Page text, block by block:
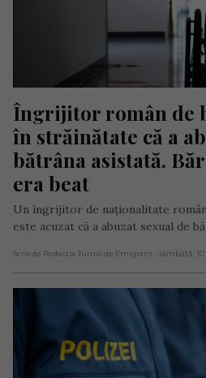
Îngrijitor român de
în străinătate că a
bătrâna asistată.
era beat
Un îngrijitor de naționalitate
este acuzat că a abuzat sexual de
Scris de Redacția Jurnal de Emigrant - sâmbătă,